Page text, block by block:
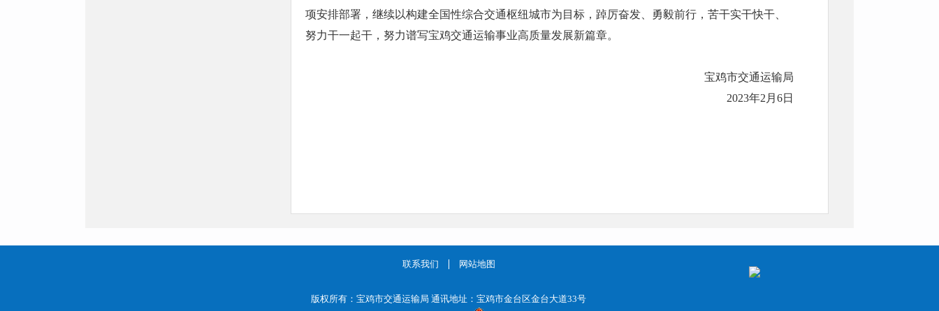
项安排部署，继续以构建全国性综合交通枢纽城市为目标，踔厉奋发、勇毅前行，苦干实干快干、
努力干一起干，努力谱写宝鸡交通运输事业高质量发展新篇章。
宝鸡市交通运输局
2023年2月6日
联系我们 网站地图
版权所有：宝鸡市交通运输局 通讯地址：宝鸡市金台区金台大道33号